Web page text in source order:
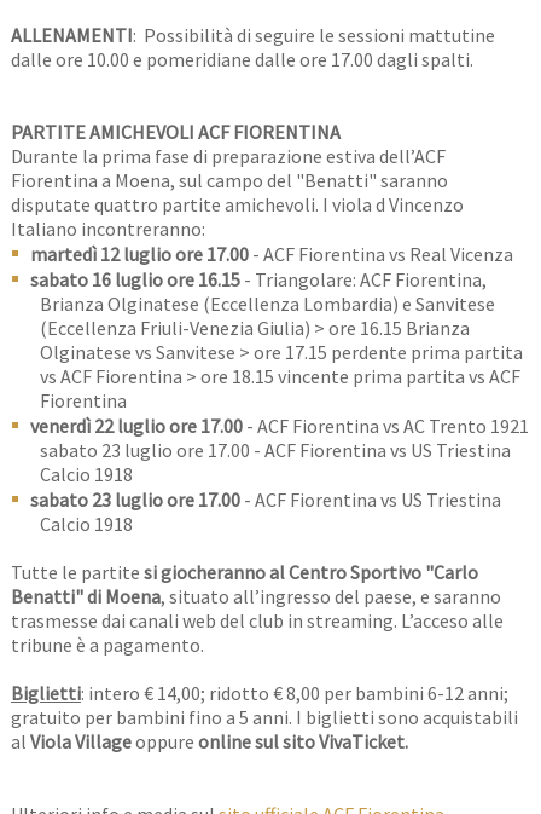
ALLENAMENTI: Possibilità di seguire le sessioni mattutine
dalle ore 10.00 e pomeridiane dalle ore 17.00 dagli spalti.
PARTITE AMICHEVOLI ACF FIORENTINA
Durante la prima fase di preparazione estiva dell’ACF
Fiorentina a Moena, sul campo del "Benatti" saranno
disputate quattro partite amichevoli. I viola d Vincenzo
Italiano incontreranno:
martedì 12 luglio ore 17.00 - ACF Fiorentina vs Real Vicenza
sabato 16 luglio ore 16.15- Triangolare: ACF Fiorentina,
Brianza Olginatese (Eccellenza Lombardia) e Sanvitese
(Eccellenza Friuli-Venezia Giulia) > ore 16.15 Brianza
Olginatese vs Sanvitese > ore 17.15 perdente prima partita
vs ACF Fiorentina > ore 18.15 vincente prima partita vs ACF
Fiorentina
venerdì 22 luglio ore 17.00- ACF Fiorentina vs AC Trento 1921
sabato 23 luglio ore 17.00 - ACF Fiorentina vs US Triestina
Calcio 1918
sabato 23 luglio ore 17.00- ACF Fiorentina vs US Triestina
Calcio 1918
Tutte le partite si giocheranno al Centro Sportivo "Carlo
Benatti" di Moena, situato all’ingresso del paese, e saranno
trasmesse dai canali web del club in streaming. L’acceso alle
tribune è a pagamento.
Biglietti: intero € 14,00; ridotto € 8,00 per bambini 6-12 anni;
gratuito per bambini fino a 5 anni. I biglietti sono acquistabili
al Viola Villageoppure online sul sito VivaTicket.